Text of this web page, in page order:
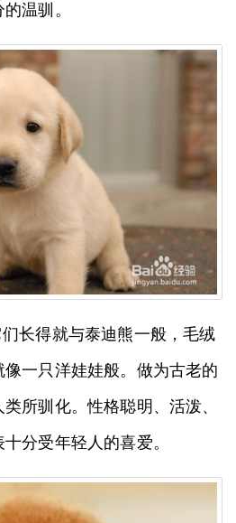
温驯。
长得就与泰迪熊一般，毛绒
一只洋娃娃般。做为古老的
所驯化。性格聪明、活泼、
分受年轻人的喜爱。